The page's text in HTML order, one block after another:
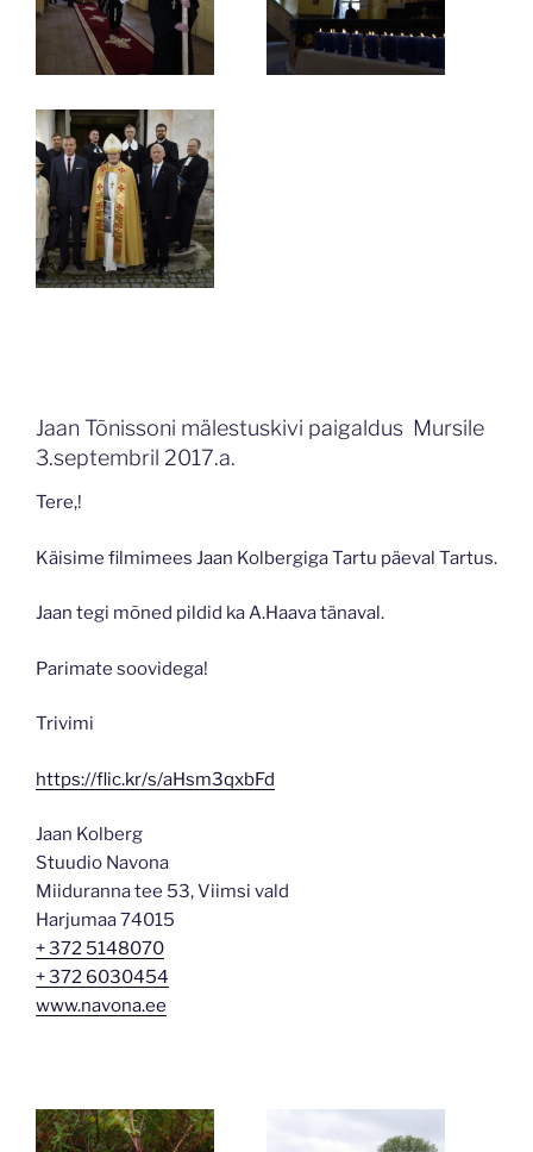
Jaan Tõnissoni mälestuskivi paigaldus Mursile
3.septembril 2017.a.
Tere,!
Käisime filmimees Jaan Kolbergiga Tartu päeval Tartus.
Jaan tegi mõned pildid ka A.Haava tänaval.
Parimate soovidega!
Trivimi
https://flic.kr/s/aHsm3qxbFd
Jaan Kolberg
Stuudio Navona
Miiduranna tee 53, Viimsi vald
Harjumaa 74015
+ 372 5148070
+ 372 6030454
www.navona.ee